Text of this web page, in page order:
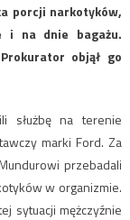
porcji narkotyków,
i na dnie bagażu.
objął go
służbę na terenie
marki Ford. Za
przebadali
w organizmie.
sytuacji mężczyźnie